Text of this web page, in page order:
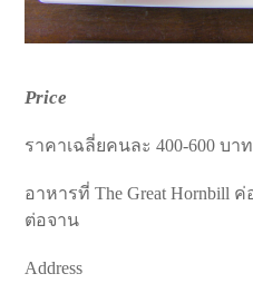
Price
ราคาเฉลี่ยคนละ 400-600 บาท
อาหารที่ The Great Hornbill
ต่อจาน
Address